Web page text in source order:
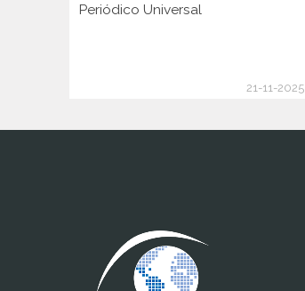
Periódico Universal
21-11-2025